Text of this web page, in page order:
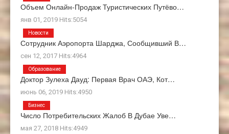
Объем Онлайн-Продаж Туристических Путёво…
янв 01, 2019 Hits:5054
Сотрудник Аэропорта Шарджа, Сообщивший В…
сен 12, 2017 Hits:4964
Новости
Доктор Зулеха Дауд: Первая Врач ОАЭ, Кот…
июнь 06, 2019 Hits:4950
Образование
Число Потребительских Жалоб В Дубае Уве…
мая 27, 2018 Hits:4949
Бизнес